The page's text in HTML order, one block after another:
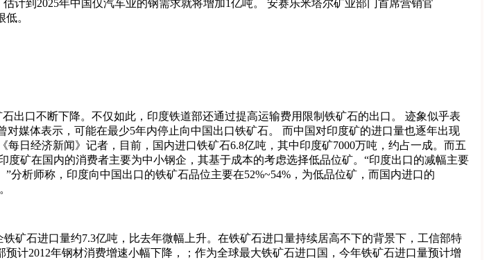
计到2025年中国仅汽车业的钢需求就将增加1亿吨。 安赛乐米塔尔矿业部门首席营销官
。
出口不断下降。不仅如此，印度铁道部还通过提高运输费用限制铁矿石的出口。 迹象似乎表
媒体表示，可能在最少5年内停止向中国出口铁矿石。 而中国对印度矿的进口量也逐年出现
日经济新闻》记者，目前，国内进口铁矿石6.8亿吨，其中印度矿7000万吨，约占一成。而五
矿在国内的消费者主要为中小钢企，其基于成本的考虑选择低品位矿。“印度出口的减幅主要
析师称，印度向中国出口的铁矿石品位主要在52%~54%，为低品位矿，而国内进口的
矿石进口量约7.3亿吨，比去年微幅上升。在铁矿石进口量持续居高不下的背景下，工信部特
预计2012年钢材消费增速小幅下降，；作为全球最大铁矿石进口国，今年铁矿石进口量预计增